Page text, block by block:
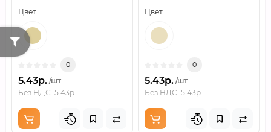
Цвет
0
5.43р. /шт
Без НДС: 5.43р.
Цвет
0
5.43р. /шт
Без НДС: 5.43р.